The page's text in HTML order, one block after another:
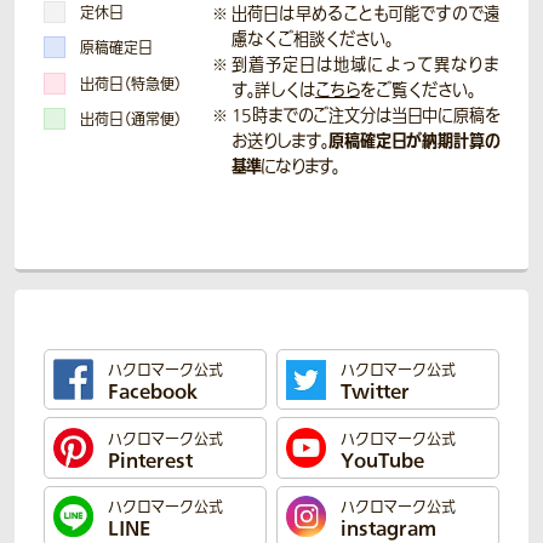
定休日
原稿確定日
出荷日（特急便）
出荷日（通常便）
出荷日は早めることも可能ですので遠
慮なくご相談ください。
到着予定日は地域によって異なりま
す。詳しくはこちらをご覧ください。
15時までのご注文分は当日中に原稿を
お送りします。原稿確定日が納期計算の
基準になります。
ハクロマーク公式
Facebook
ハクロマーク公式
Twitter
ハクロマーク公式
Pinterest
ハクロマーク公式
YouTube
ハクロマーク公式
LINE
ハクロマーク公式
instagram